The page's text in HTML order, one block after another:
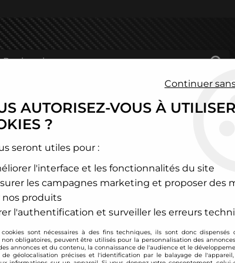
>Mitsubishi >Colt >Combinés filetés BC Racing -
BC Racing
Combinés
Soyez le premier à
1258,00 €TTC
Continuer
AUTORISEZ-VOUS À
?
seront utiles pour :
l'interface et les fonctionnalités du site
les campagnes marketing et proposer des
nos produits
l'authentification et surveiller les erreurs
cookies sont nécessaires à des fins techniques, ils sont donc dispensés
non obligatoires, peuvent être utilisés pour la personnalisation des
annonces et du contenu, la connaissance de l'audience et le
de géolocalisation précises et l'identification par le balayage de